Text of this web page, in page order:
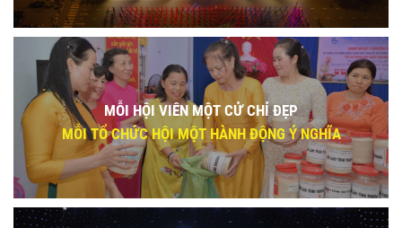
MỖI HỘI VIÊN MỘT CỬ CHỈ ĐẸP
MỖI TỔ CHỨC HỘI MỘT HÀNH ĐỘNG Ý NGHĨA